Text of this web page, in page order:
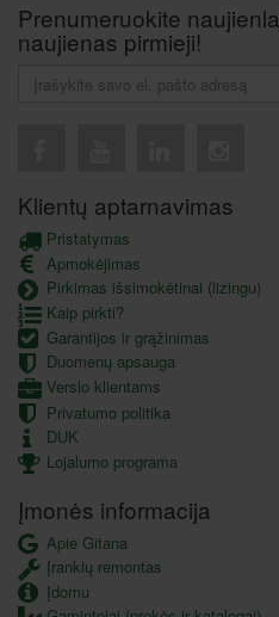
Prenumeruokite
naujienas pirmieji!
Klientų aptarnavimas
Pristatymas
Apmokėjimas
Pirkimas išsimokėtinai (lizingu)
Kaip pirkti?
Garantijos ir grąžinimas
Duomenų apsauga
Verslo klientams
Privatumo politika
DUK
Lojalumo programa
Įmonės informacija
Apie Gitana
Įrankių remontas
Įdomu